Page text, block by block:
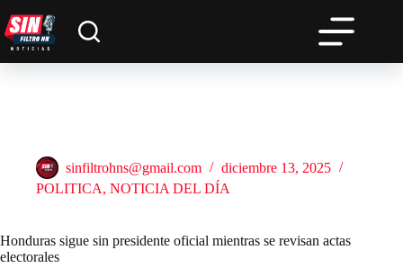
al
contenido
sinfiltrohns@gmail.com
diciembre 13, 2025
POLITICA, NOTICIA DEL DÍA
Honduras sigue sin presidente oficial mientras se revisan actas
electorales